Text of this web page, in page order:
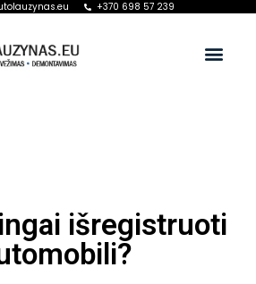
+370 698 57 239
išregistruoti